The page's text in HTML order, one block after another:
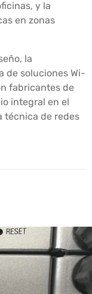
y la
en zonas
la
de soluciones Wi-
fabricantes de
integral en el
técnica de redes